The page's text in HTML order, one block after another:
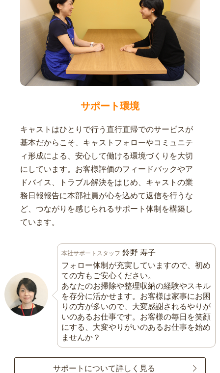
サポート環境
キャストはひとりで行う直行直帰でのサービスが
基本だからこそ、キャストフォローやコミュニテ
ィ形成による、安心して働ける環境づくりを大切
にしています。お客様評価のフィードバックやア
ドバイス、トラブル解決をはじめ、キャストの業
務日報報告に本部社員が心を込めて返信を行うな
ど、つながりを感じられるサポート体制を構築し
ています。
本社サポートスタッフ 鈴野 寿子
フォロー体制が充実していますので、初め
ての方もご安心ください。
あなたのお掃除や整理収納の経験やスキル
を存分に活かせます。お客様は家事にお困
りの方が多いので、大変感謝されるやりが
いのあるお仕事です。お客様の毎日を笑顔
にする、大変やりがいのあるお仕事を始め
ませんか？
サポートについて詳しく見る